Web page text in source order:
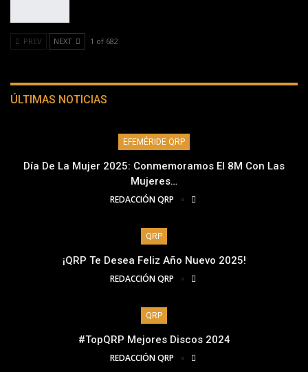
PREV NEXT 1 of 682
ÚLTIMAS NOTICIAS
EFEMÉRIDE QRP
Día De La Mujer 2025: Conmemoramos El 8M Con Las
Mujeres…
REDACCIÓN QRP
QRP
¡QRP Te Desea Feliz Año Nuevo 2025!
REDACCIÓN QRP
QRP
#TopQRP Mejores Discos 2024
REDACCIÓN QRP